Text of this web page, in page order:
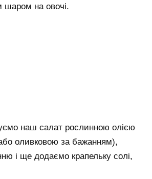
шаром на овочі.
наш салат рослинною олією
оливковою за бажанням),
і ще додаємо крапельку солі,